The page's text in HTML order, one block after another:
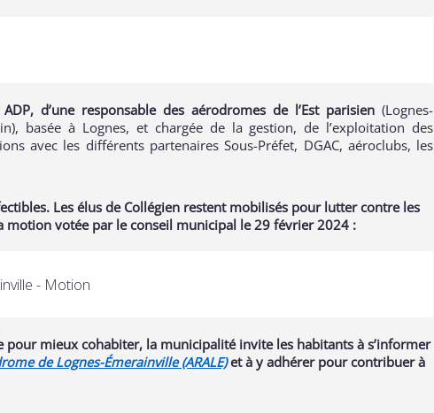
d’une responsable des aérodromes de l’Est parisien (Lognes-
basée à Lognes, et chargée de la gestion, de l’exploitation des
avec les différents partenaires Sous-Préfet, DGAC, aéroclubs, les
Les élus de Collégien restent mobilisés pour lutter contre les
motion votée par le conseil municipal le 29 février 2024 :
- Motion
mieux cohabiter, la municipalité invite les habitants à s’informer
de Lognes-Émerainville (ARALE) et à y adhérer pour contribuer à